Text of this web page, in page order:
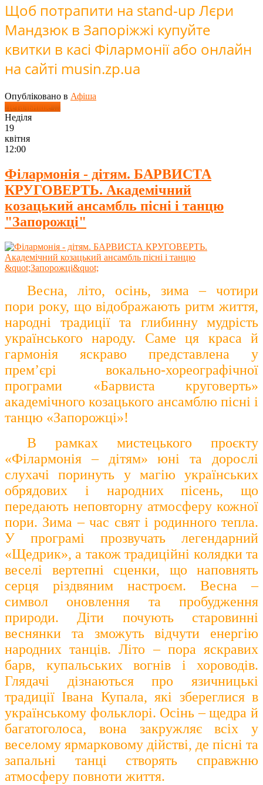
Щоб потрапити на stand-up Лєри
Мандзюк в Запоріжжі купуйте
квитки в касі Філармонії або онлайн
на сайті musin.zp.ua
Опубліковано в Афіша
Детальніше ...
Неділя
19
квітня
12:00
Філармонія - дітям. БАРВИСТА
КРУГОВЕРТЬ. Академічний
козацький ансамбль пісні і танцю
"Запорожці"
Весна, літо, осінь, зима – чотири
пори року, що відображають ритм життя,
народні традиції та глибинну мудрість
українського народу. Саме ця краса й
гармонія яскраво представлена у
прем’єрі вокально-хореографічної
програми «Барвиста круговерть»
академічного козацького ансамблю пісні і
танцю «Запорожці»!
В рамках мистецького проєкту
«Філармонія – дітям» юні та дорослі
слухачі поринуть у магію українських
обрядових і народних пісень, що
передають неповторну атмосферу кожної
пори. Зима – час свят і родинного тепла.
У програмі прозвучать легендарний
«Щедрик», а також традиційні колядки та
веселі вертепні сценки, що наповнять
серця різдвяним настроєм. Весна –
символ оновлення та пробудження
природи. Діти почують старовинні
веснянки та зможуть відчути енергію
народних танців. Літо – пора яскравих
барв, купальських вогнів і хороводів.
Глядачі дізнаються про язичницькі
традиції Івана Купала, які збереглися в
українському фольклорі. Осінь – щедра й
багатоголоса, вона закружляє всіх у
веселому ярмарковому дійстві, де пісні та
запальні танці створять справжню
атмосферу повноти життя.